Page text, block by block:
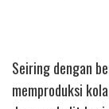
Seiring dengan
memproduksi